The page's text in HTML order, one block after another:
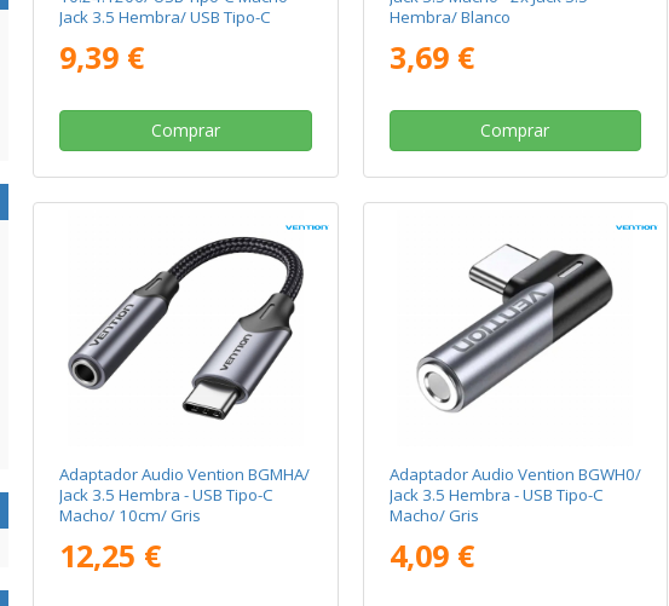
Jack 3.5 Hembra/ USB Tipo-C
9,39 €
Comprar
Hembra/ Blanco
3,69 €
Comprar
Adaptador Audio Vention BGMHA/
Jack 3.5 Hembra - USB Tipo-C
Macho/ 10cm/ Gris
12,25 €
Adaptador Audio Vention BGWH0/
Jack 3.5 Hembra - USB Tipo-C
Macho/ Gris
4,09 €